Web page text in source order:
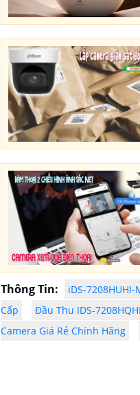
Thông Tin: iDS-
Cấp
Đầu Thu IDS-
Camera Giá Rẻ Chính Hãng